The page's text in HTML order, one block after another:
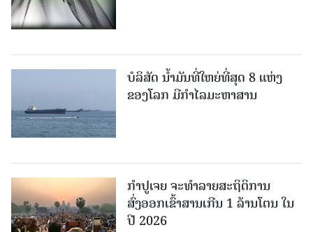
ບໍລິສັດ ນ້ຳມັນທີ່ໃຫຍ່ທີ່ສຸດ 8 ແຫ່ງ
ຂອງໂລກ ມີກຳໄລມະຫາສານ
ກຳປູເຈຍ ຈະທຳລາຍສະຖິຕິການ
ສົ່ງອອກເຂົ້າສານເກີນ 1 ລ້ານໂຕນ ໃນ
ປີ 2026